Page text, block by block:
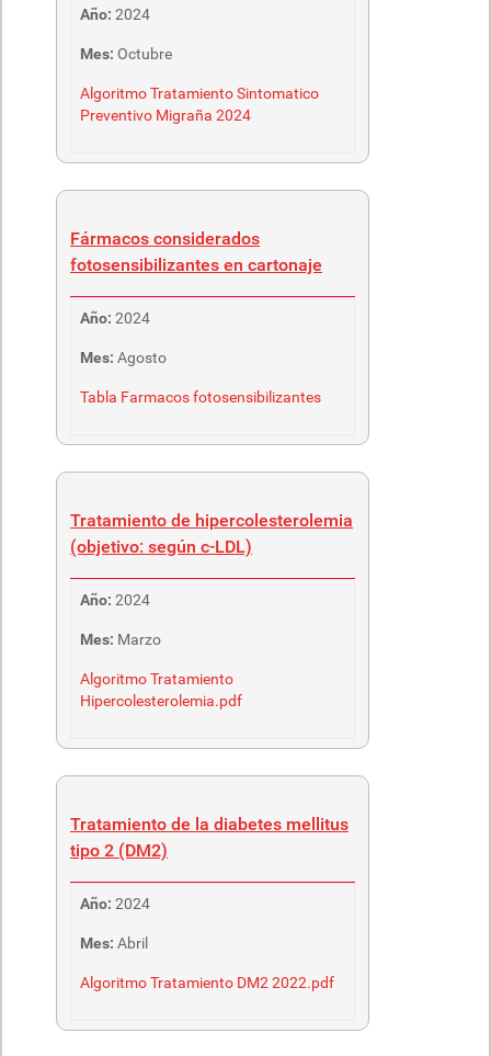
Año: 2024
Mes: Octubre
Algoritmo Tratamiento Sintomatico
Preventivo Migraña 2024
Fármacos considerados
fotosensibilizantes en cartonaje
Año: 2024
Mes: Agosto
Tabla Farmacos fotosensibilizantes
Tratamiento de hipercolesterolemia
(objetivo: según c-LDL)
Año: 2024
Mes: Marzo
Algoritmo Tratamiento
Hipercolesterolemia.pdf
Tratamiento de la diabetes mellitus
tipo 2 (DM2)
Año: 2024
Mes: Abril
Algoritmo Tratamiento DM2 2022.pdf